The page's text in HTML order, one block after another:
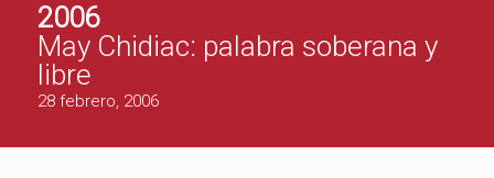
2006
May Chidiac: palabra soberana y
libre
28 febrero, 2006